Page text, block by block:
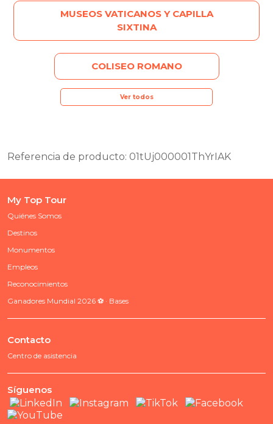
MUSEOS VATICANOS Y CAPILLA
SIXTINA
COLISEO ROMANO
Ver todos
Referencia de producto: 01tUj000001ThYrIAK
My Top Tour
Quiénes Somos
Destinos
Monumentos
Empleos
Reconocimientos
Ganadores Mundial 2026 ⚽ · Bases
Contacto
Centro de asistencia
Síguenos